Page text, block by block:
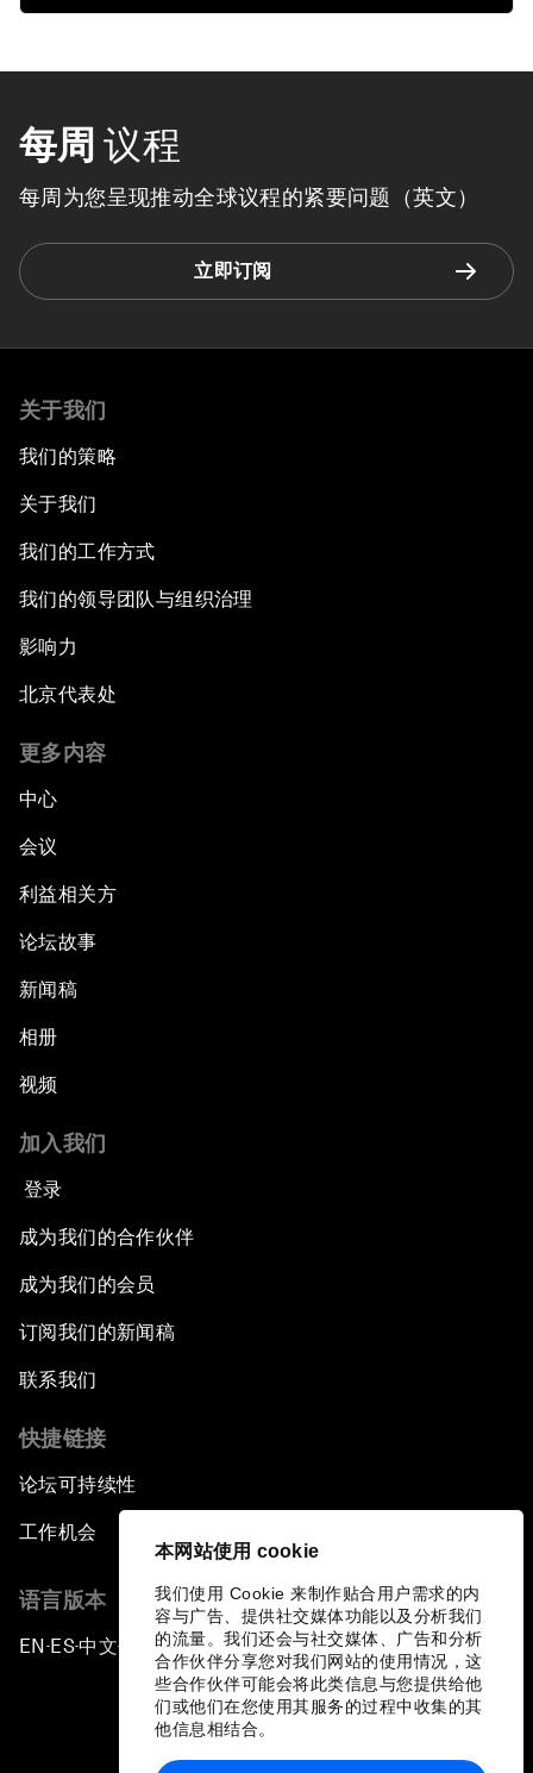
本网站使用 cookie
我们使用 Cookie 来制作贴合用户需求的内
容与广告、提供社交媒体功能以及分析我们
的流量。我们还会与社交媒体、广告和分析
合作伙伴分享您对我们网站的使用情况，这
些合作伙伴可能会将此类信息与您提供给他
们或他们在您使用其服务的过程中收集的其
他信息相结合。
每周 议程
每周为您呈现推动全球议程的紧要问题（英文）
立即订阅
关于我们
我们的策略
关于我们
我们的工作方式
我们的领导团队与组织治理
影响力
北京代表处
更多内容
中心
会议
利益相关方
论坛故事
新闻稿
相册
视频
加入我们
登录
成为我们的合作伙伴
成为我们的会员
订阅我们的新闻稿
联系我们
快捷链接
论坛可持续性
工作机会
语言版本
EN ▪ ES▪中文▪ 日本語